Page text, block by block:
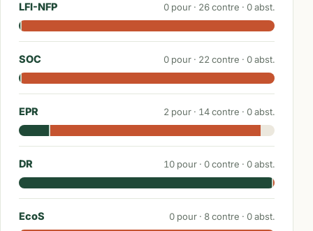
LFI-NFP 0 pour · 26contre · 0abst.
SOC 0 pour · 22 contre · 0abst.
EPR 2 pour · 14contre · 0abst.
DR 10 pour · 0contre · 0abst.
EcoS 0 pour · 8contre · 0abst.